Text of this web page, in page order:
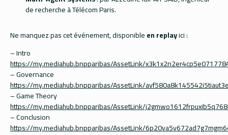
de recherche à Télécom Paris.
Ne manquez pas cet événement, disponibleen replayici :
– Intro
https://my.mediahub.bnpparibas/AssetLink/
– Governance
https://my.mediahub.bnpparibas/AssetLink/
– Game Theory
https://my.mediahub.bnpparibas/AssetLink/
– Conclusion
https://my.mediahub.bnpparibas/AssetLink/